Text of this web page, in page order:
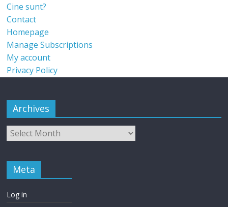
Cine sunt?
Contact
Homepage
Manage Subscriptions
My account
Privacy Policy
Archives
Meta
Log in